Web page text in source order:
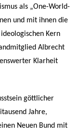
als „One-World-
und mit ihnen die
Kern
Albrecht
Klarheit
göttlicher
Jahre,
Neuen Bund mit